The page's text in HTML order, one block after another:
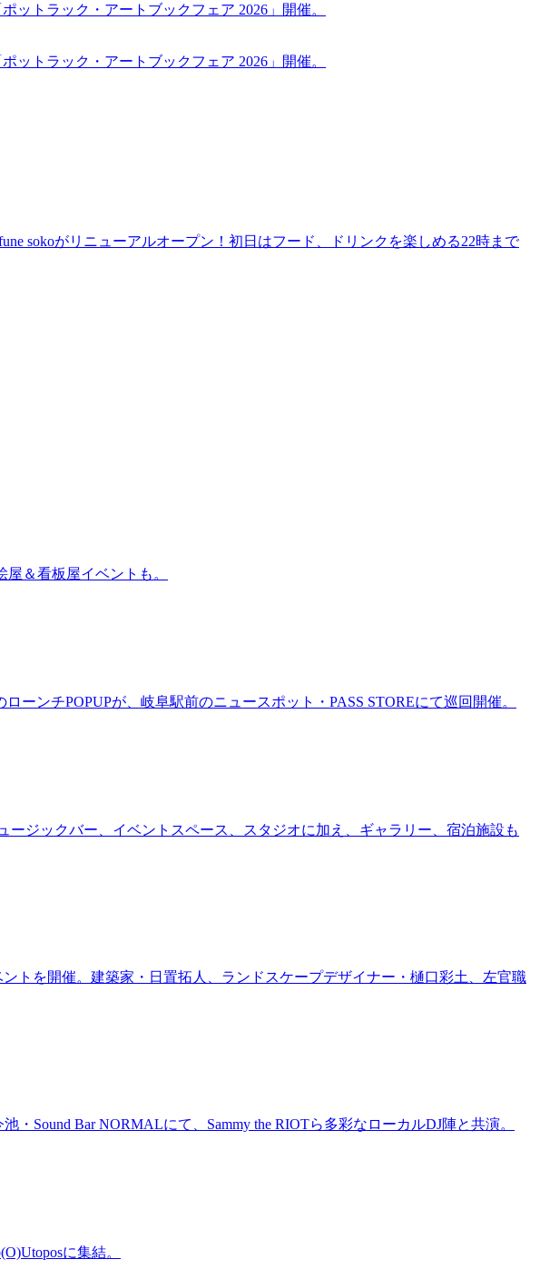
ットラック・アートブックフェア 2026」開催。
ットラック・アートブックフェア 2026」開催。
sokoがリニューアルオープン！初日はフード、ドリンクを楽しめる22時まで
＆看板屋イベントも。
ンチPOPUPが、岐阜駅前のニュースポット・PASS STOREにて巡回開催。
ジックバー、イベントスペース、スタジオに加え、ギャラリー、宿泊施設も
トを開催。建築家・日置拓人、ランドスケープデザイナー・樋口彩土、左官職
Sound Bar NORMALにて、Sammy the RIOTら多彩なローカルDJ陣と共演。
に集結。